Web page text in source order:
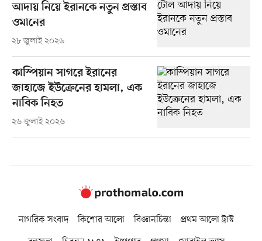
আদায় নিয়ে ইরানকে নতুন প্রস্তাব
ওমানের
২৮ জুলাই ২০২৬
কাস্পিয়ান সাগরে ইরানের
জাহাজে ইউক্রেনের হামলা, এক
নাবিক নিহত
২৬ জুলাই ২০২৬
নাগরিক সংবাদ কিশোর আলো বিজ্ঞানচিন্তা
প্রথম আলো ট্রাস্ট